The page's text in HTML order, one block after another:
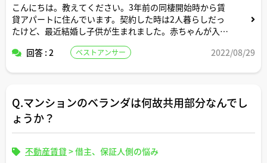
こんにちは。教えてください。3年前の同棲開始時から賃
貸アパートに住んでいます。契約した時は2人暮らしだっ
たけど、最近結婚し子供が生まれました。赤ちゃんが入居
方がいいですか？
回答 : 2 ベストアンサー 2022/08/29
Q.マンションのベランダは何故共用部分なんでし
ょうか？
不動産賃貸 >借主、保証人側の悩み